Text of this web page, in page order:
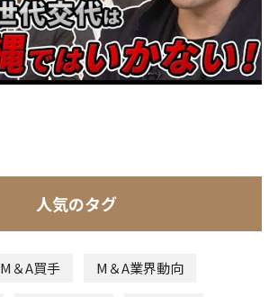
人気のタグ
M＆A買手 M＆A業界動向